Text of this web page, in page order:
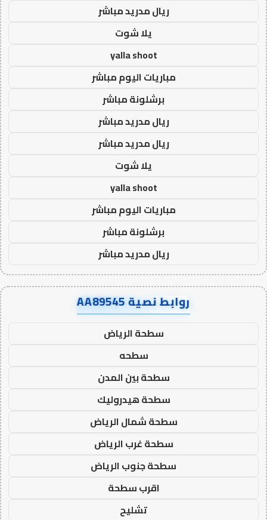
ريال مدريد مباشر
يلا شوت
yalla shoot
مباريات اليوم مباشر
برشلونة مباشر
ريال مدريد مباشر
ريال مدريد مباشر
يلا شوت
yalla shoot
مباريات اليوم مباشر
برشلونة مباشر
ريال مدريد مباشر
روابط نصية AA89545
سطحة الرياض
سطحه
سطحة بين المدن
سطحة هيدروليك
سطحة شمال الرياض
سطحة غرب الرياض
سطحة جنوب الرياض
اقرب سطحة
تشليح